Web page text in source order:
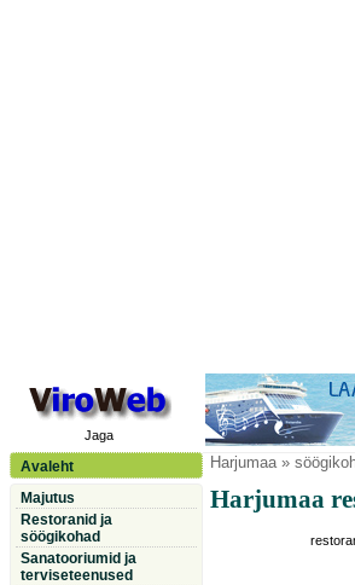
Jaga
Avaleht
Majutus
Restoranid ja
söögikohad
Sanatooriumid ja
terviseteenused
Harjumaa»
Harjumaa